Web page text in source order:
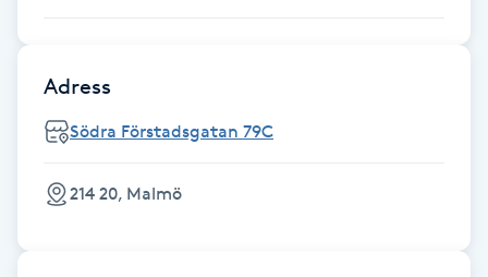
Fransförlängning
Fransförlängning Megavolym
Fransförlängning Volym
Fransk manikyr
Fransrengöring
Adress
Södra Förstadsgatan 79C
214 20, Malmö